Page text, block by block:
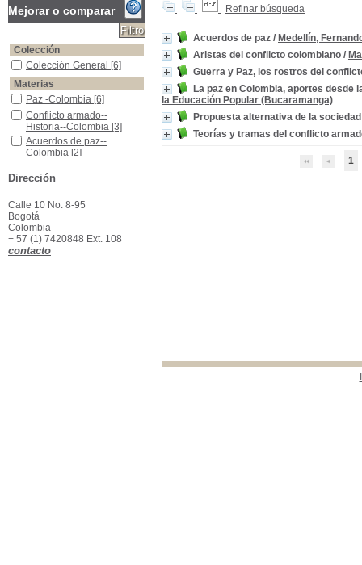
Refinar búsqueda
Acuerdos de paz / Medellín,
Aristas del conflicto colombiano /
Guerra y Paz, los rostros del
La paz en Colombia, aportes
la Educación Popular (Bucaramanga)
Propuesta alternativa de la
Teorías y tramas del conflicto
1
Mejorar o comparar
Colección
Colección General
Colección General [6]
Materias
Paz -Colombia
Paz -Colombia [6]
Conflicto armado--Historia--Colombia
Conflicto armado--
Historia--Colombia [3]
Acuerdos de paz-- Colombia
Acuerdos de paz--
Colombia [2]
Colombia -Condiciones Sociales
Colombia -Condiciones
Construcción de la paz-- Colombia
Construcción de la paz--
Colombia
Derechos humanos
Derechos humanos[1]
Guerrillas -Colombia
Guerrillas -Colombia
Dirección
Calle 10 No. 8-95
Bogotá
Colombia
+ 57 (1) 7420848 Ext. 108
contacto